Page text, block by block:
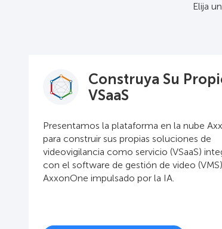
Elija
Construya Su
VSaaS
Presentamos la plataforma en la nube
para construir sus propias soluciones de
videovigilancia como servicio (VSaaS)
con el software de gestión de video (VMS)
AxxonOne impulsado por la IA.